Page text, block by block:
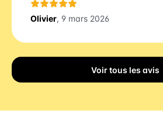
Olivier, 9 mars 2026
Voir tous les avis